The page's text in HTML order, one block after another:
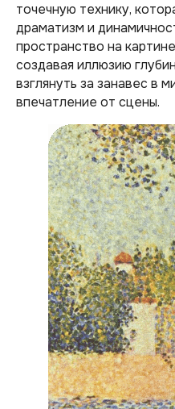
точечную технику,
драматизм и
пространство на
создавая иллюзию
взглянуть за занавес в
впечатление от сцены.